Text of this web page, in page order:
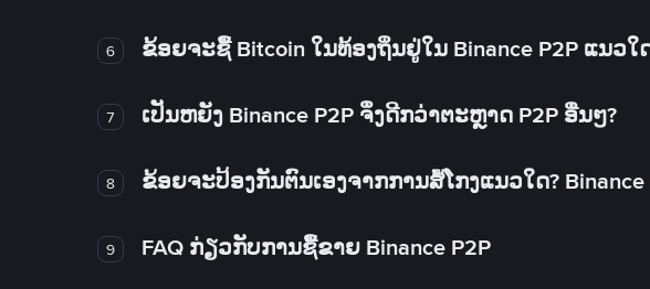
6 ຂ້ອຍຈະຊື້ Bitcoin ໃນທ້ອງຖິ່ນຢູ່ໃນ Binance P2P ແນວໃ
7 ເປັນຫຍັງ Binance P2P ຈຶ່ງດີກວ່າຕະຫຼາດ P2P ອື່ນໆ?
8 ຂ້ອຍຈະປ້ອງກັນຕົນເອງຈາກການສໍ້ໂກງແນວໃດ? Binance
9 FAQ ກ່ຽວກັບການຊື້ຂາຍ Binance P2P